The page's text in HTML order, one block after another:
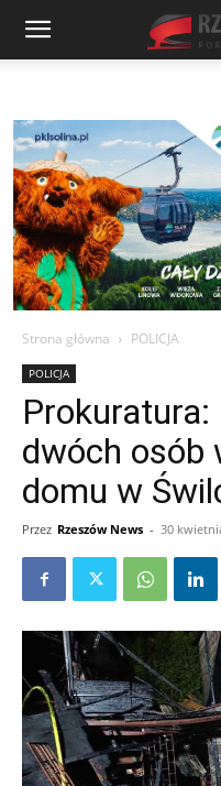
Strona główna POLICJA
POLICJA
dwóch osób
domu w
Przez Rzeszów News - 30